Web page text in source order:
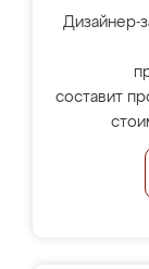
Дизайнер-
составит